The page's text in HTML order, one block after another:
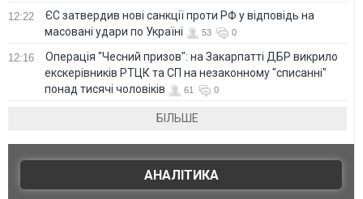
12:22
ЄС затвердив нові санкції проти РФ у відповідь на
масовані удари по Україні
53 0
12:16
Операція "Чесний призов": на Закарпатті ДБР викрило
екскерівників РТЦК та СП на незаконному "списанні"
понад тисячі чоловіків
61 0
БІЛЬШЕ
АНАЛІТИКА